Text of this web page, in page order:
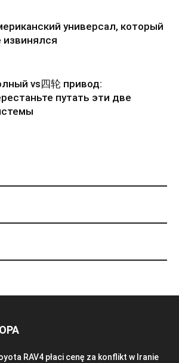
универсал, который
извинялся
vs四轮 привод:
путать эти две
RAV4 płaci cenę za konflikt w Iranie